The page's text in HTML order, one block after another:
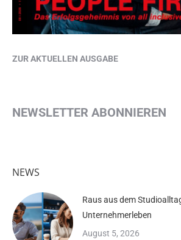
ZUR AKTUELLEN AUSGABE
NEWSLETTER ABONNIEREN
NEWS
Raus aus dem
Unternehmerleben
August 5, 2026